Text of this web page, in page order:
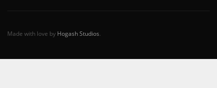
Made with love by Hogash Studios.